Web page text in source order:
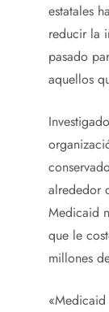
estatales
reducir la
pasado
aquellos
alrededor
Medicaid
que le
millones